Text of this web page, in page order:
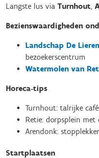
Langste lus via Turnhout,
Bezienswaardigheden
Landschap De
bezoekerscentrum
Watermolen van
Horeca‑tips
Turnhout: talrijke
Retie: dorpsplein met
Arendonk:
Startplaatsen